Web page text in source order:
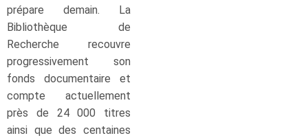
prépare demain. La
Bibliothèque de
Recherche recouvre
progressivement son
fonds documentaire et
compte actuellement
près de 24 000 titres
ainsi que des centaines